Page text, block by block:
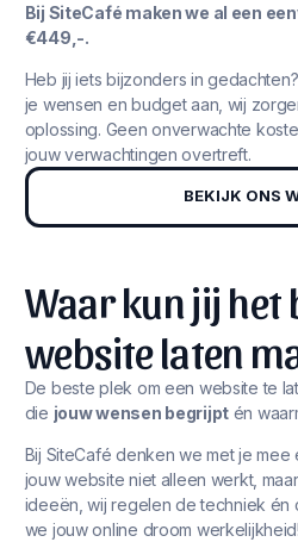
Bij SiteCafé maken we al een
€449,-.
Heb jij iets bijzonders in
je wensen en budget aan, wij
oplossing. Geen onverwachte
jouw verwachtingen overtreft.
BEKIJK ONS
Waar kun jij het
website laten
De beste plek om een website te
die jouw wensen begrijpt én
Bij SiteCafé denken we met je
jouw website niet alleen werkt,
ideeën, wij regelen de techniek én
we jouw online droom werkelijkheid!